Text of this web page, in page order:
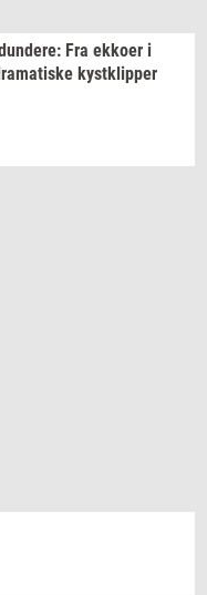
Fra ek­ko­er i
kyst­klip­per